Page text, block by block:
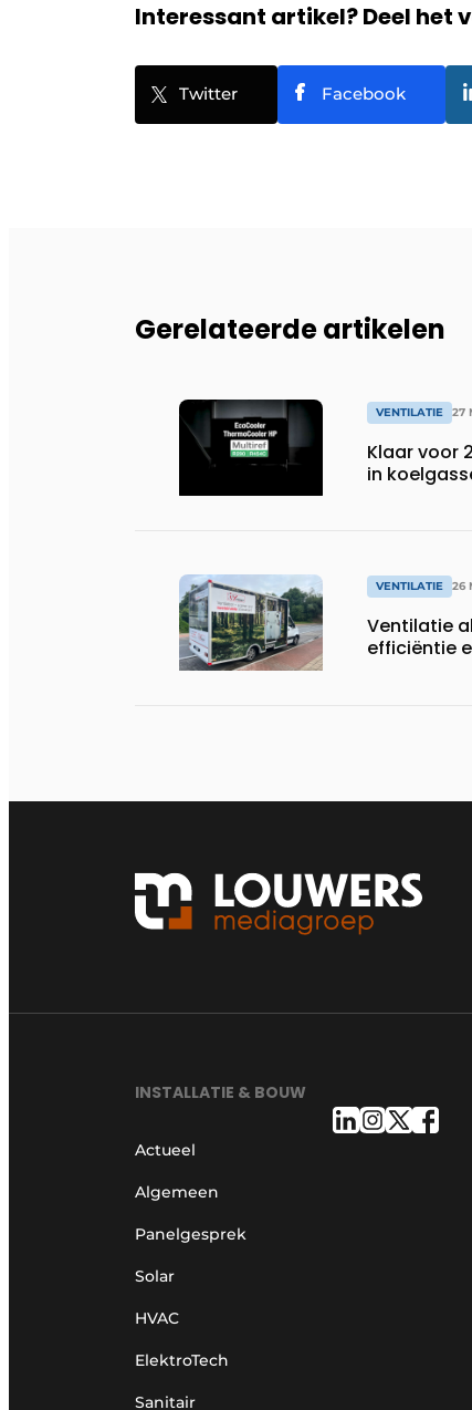
Interessant artikel? Deel het
Twitter Facebook
Gerelateerde artikelen
VENTILATIE 27
Klaar voor
in
VENTILATIE 26
Ventilatie
efficiëntie
INSTALLATIE & BOUW
Actueel
Algemeen
Panelgesprek
Solar
HVAC
ElektroTech
Sanitair